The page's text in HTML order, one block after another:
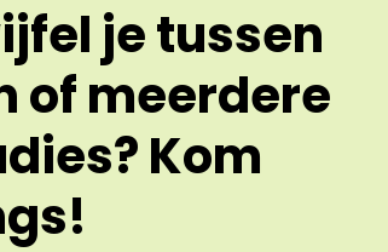
je tussen
of meerdere
Kom